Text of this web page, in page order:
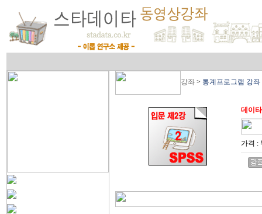
강좌> 통계프로그램 강좌
데이
가격 :